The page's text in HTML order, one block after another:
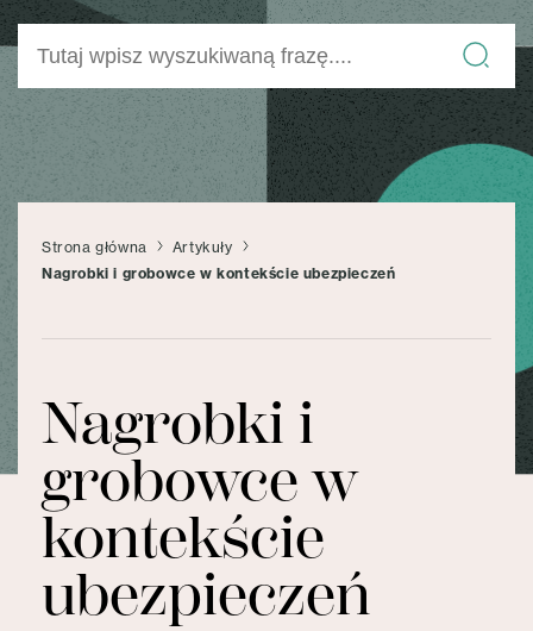
Strona główna
Artykuły
Nagrobki i grobowce w kontekście ubezpieczeń
Nagrobki i
grobowce w
kontekście
ubezpieczeń